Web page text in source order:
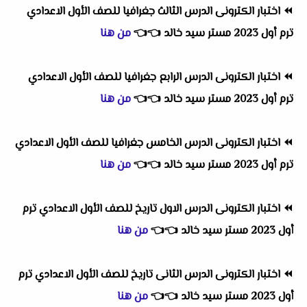
⏪ اختبار الكترونى الدرس الثالث جغرافيا للصف الأول الاعدادي
ترم أول 2023 مستر سيد خالد
👈
👈من هنا
⏪ اختبار الكترونى الدرس الرابع جغرافيا للصف الأول الاعدادي
ترم أول 2023 مستر سيد خالد
👈
👈من هنا
⏪ اختبار الكترونى الدرس الخامس جغرافيا للصف الأول الاعدادي
ترم أول 2023 مستر سيد خالد
👈
👈من هنا
⏪ اختبار الكترونى الدرس الاول تاريخ للصف الأول الاعدادي ترم
أول 2023 مستر سيد خالد
👈
👈من هنا
⏪ اختبار الكترونى الدرس الثانى تاريخ للصف الأول الاعدادي ترم
أول 2023 مستر سيد خالد
👈
👈من هنا